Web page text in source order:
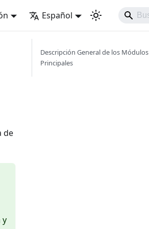
Español
de
y
Descripción General de los Módulos
Principales